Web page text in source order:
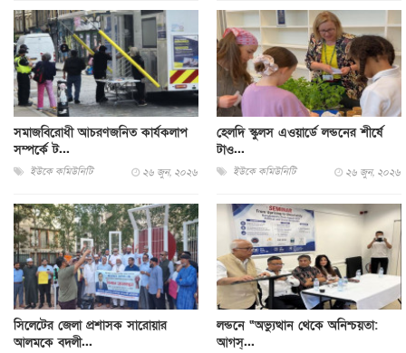
সমাজবিরোধী আচরণজনিত কার্যকলাপ
সম্পর্কে ট...
ইউকে কমিউনিটি ২৬ জুন, ২০২৬
হেলদি স্কুলস এওয়ার্ডে লন্ডনের শীর্ষে
টাও...
ইউকে কমিউনিটি ২৬ জুন, ২০২৬
সিলেটের জেলা প্রশাসক সারোয়ার
আলমকে বদলী...
লন্ডনে “অভ্যুত্থান থেকে অনিশ্চয়তা:
আগস্...